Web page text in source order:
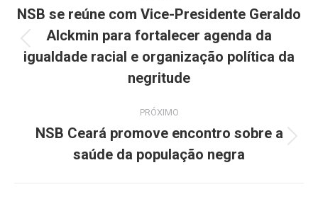
de
post:
anterior:
NSB se reúne com Vice-Presidente Geraldo
Alckmin para fortalecer agenda da
igualdade racial e organização política da
negritude
PRÓXIMO
post:
NSB Ceará promove encontro sobre a
saúde da população negra